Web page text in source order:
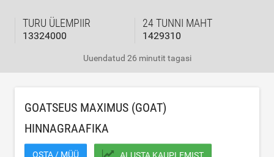
TURU ÜLEMPIIR
13324000
24 TUNNI MAHT
1429310
Uuendatud 26 minutit tagasi
GOATSEUS MAXIMUS (GOAT)
HINNAGRAAFIKA
OSTA / MÜÜ